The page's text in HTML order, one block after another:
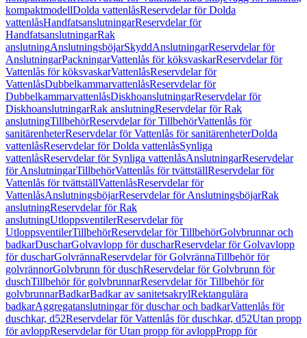
kompaktmodellDolda vattenlåsReservdelar för Dolda
vattenlåsHandfatsanslutningarReservdelar för
HandfatsanslutningarRak
anslutningAnslutningsböjarSkyddAnslutningarReservdelar för
AnslutningarPackningarVattenlås för köksvaskarReservdelar för
Vattenlås för köksvaskarVattenlåsReservdelar för
VattenlåsDubbelkammarvattenlåsReservdelar för
DubbelkammarvattenlåsDiskhoanslutningarReservdelar för
DiskhoanslutningarRak anslutningReservdelar för Rak
anslutningTillbehörReservdelar för TillbehörVattenlås för
sanitärenheterReservdelar för Vattenlås för sanitärenheterDolda
vattenlåsReservdelar för Dolda vattenlåsSynliga
vattenlåsReservdelar för Synliga vattenlåsAnslutningarReservdelar
för AnslutningarTillbehörVattenlås för tvättställReservdelar för
Vattenlås för tvättställVattenlåsReservdelar för
VattenlåsAnslutningsböjarReservdelar för AnslutningsböjarRak
anslutningReservdelar för Rak
anslutningUtloppsventilerReservdelar för
UtloppsventilerTillbehörReservdelar för TillbehörGolvbrunnar och
badkarDuscharGolvavlopp för duscharReservdelar för Golvavlopp
för duscharGolvrännaReservdelar för GolvrännaTillbehör för
golvrännorGolvbrunn för duschReservdelar för Golvbrunn för
duschTillbehör för golvbrunnarReservdelar för Tillbehör för
golvbrunnarBadkarBadkar av sanitetsakrylRektangulära
badkarAggregatanslutningar för duschar och badkarVattenlås för
duschkar, d52Reservdelar för Vattenlås för duschkar, d52Utan propp
för avloppReservdelar för Utan propp för avloppPropp för